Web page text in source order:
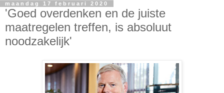
maandag 17 februari 2020
'Goed overdenken en de juiste
maatregelen treffen, is absoluut
noodzakelijk'